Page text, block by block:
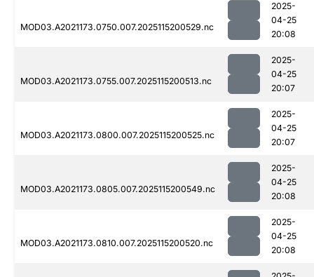
MOD03.A2021173.0750.007.2025115200529.nc
2025-
04-25
20:08
MOD03.A2021173.0755.007.2025115200513.nc
2025-
04-25
20:07
MOD03.A2021173.0800.007.2025115200525.nc
2025-
04-25
20:07
MOD03.A2021173.0805.007.2025115200549.nc
2025-
04-25
20:08
MOD03.A2021173.0810.007.2025115200520.nc
2025-
04-25
20:08